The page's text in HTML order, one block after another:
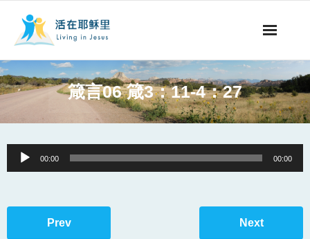
事工概要
阅读文章
箴言06 箴3：11-4：27
Audio
Player
00:00 00:00
Prev Next